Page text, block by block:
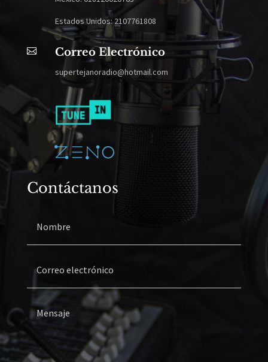
Estados Unidos: 2107761808
 Correo Electrónico
supertejanoradio@hotmail.com
Contáctanos